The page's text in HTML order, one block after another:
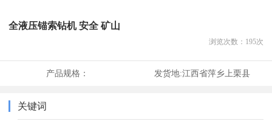
全液压锚索钻机 安全 矿山
浏览次数： 195次
产品规格： 发货地:江西省萍乡上栗县
关键词